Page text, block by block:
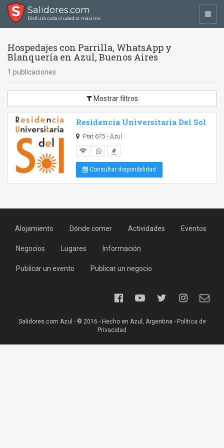
Salidores.com
Disfrutá cada ciudad al máximo
Hospedajes con Parrilla, WhatsApp y
Blanquería en Azul, Buenos Aires
1 publicaciones
Mostrar filtros
Residencia Universitaria Del Sol
Prat 675 - Azul
Consultar disponibilidad
Alojamiento Dónde comer Actividades Eventos
Negocios Lugares Información
Publicar un evento Publicar un negocio
Salidores.com Azul - ® 2016 - Hecho en Azul, Argentina - Política de
Privacidad